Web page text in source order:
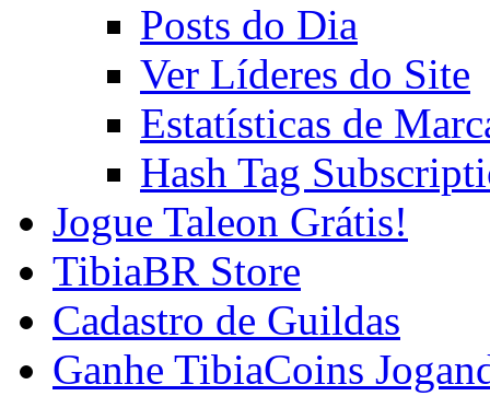
Posts do Dia
Ver Líderes do Site
Estatísticas de
Hash Tag
Jogue Taleon Grátis!
TibiaBR Store
Cadastro de Guildas
Ganhe TibiaCoins